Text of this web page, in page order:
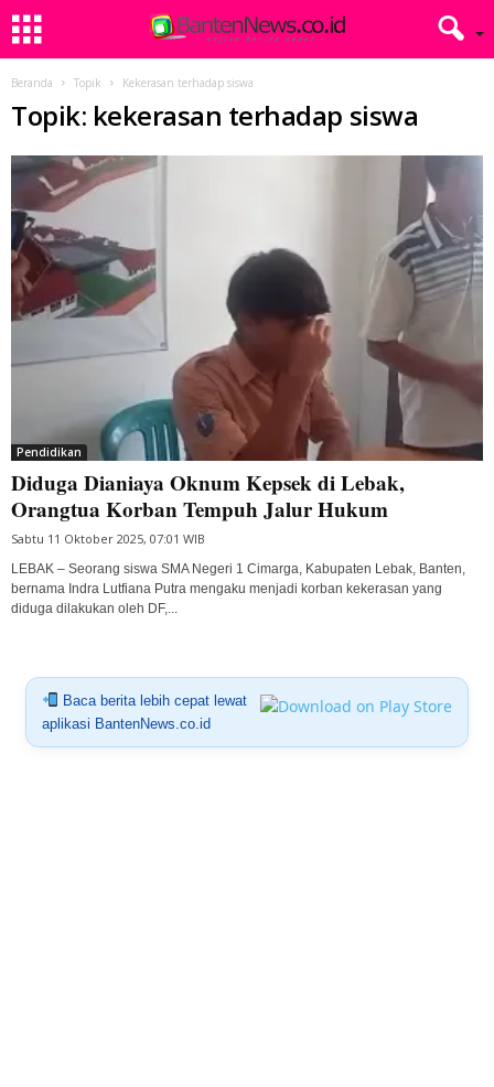
Beranda Topik Kekerasan terhadap siswa
Topik: kekerasan terhadap siswa
Pendidikan
Diduga Dianiaya Oknum Kepsek di Lebak,
Orangtua Korban Tempuh Jalur Hukum
Sabtu 11 Oktober 2025, 07:01 WIB
LEBAK – Seorang siswa SMA Negeri 1 Cimarga, Kabupaten Lebak, Banten,
bernama Indra Lutfiana Putra mengaku menjadi korban kekerasan yang
diduga dilakukan oleh DF,...
Baca berita lebih cepat lewat
aplikasi BantenNews.co.id